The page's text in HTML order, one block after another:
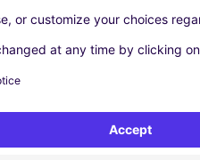
| Stoelverhoging |
| *Insurance with 300 eur